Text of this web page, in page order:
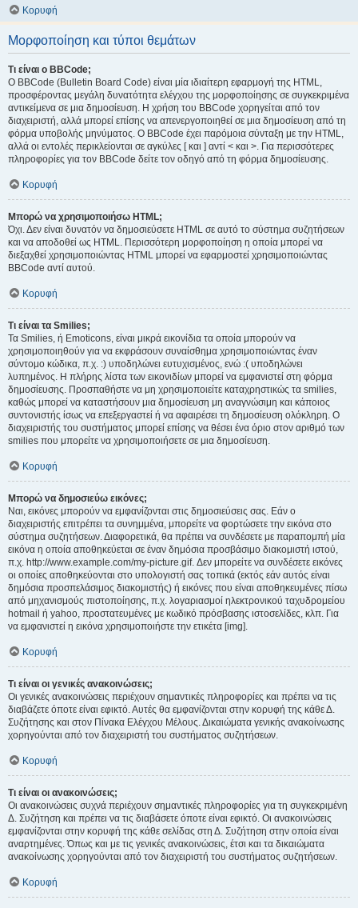
Κορυφή
Μορφοποίηση και τύποι θεμάτων
Τι είναι ο BBCode;
Ο BBCode (Bulletin Board Code) είναι μία ιδιαίτερη εφαρμογή της HTML,
προσφέροντας μεγάλη δυνατότητα ελέγχου της μορφοποίησης σε συγκεκριμένα
αντικείμενα σε μια δημοσίευση. Η χρήση του BBCode χορηγείται από τον
διαχειριστή, αλλά μπορεί επίσης να απενεργοποιηθεί σε μια δημοσίευση από τη
φόρμα υποβολής μηνύματος. Ο BBCode έχει παρόμοια σύνταξη με την HTML,
αλλά οι εντολές περικλείονται σε αγκύλες [ και ] αντί < και >. Για περισσότερες
πληροφορίες για τον BBCode δείτε τον οδηγό από τη φόρμα δημοσίευσης.
Κορυφή
Μπορώ να χρησιμοποιήσω HTML;
Όχι. Δεν είναι δυνατόν να δημοσιεύσετε HTML σε αυτό το σύστημα συζητήσεων
και να αποδοθεί ως HTML. Περισσότερη μορφοποίηση η οποία μπορεί να
διεξαχθεί χρησιμοποιώντας HTML μπορεί να εφαρμοστεί χρησιμοποιώντας
BBCode αντί αυτού.
Κορυφή
Τι είναι τα Smilies;
Τα Smilies, ή Emoticons, είναι μικρά εικονίδια τα οποία μπορούν να
χρησιμοποιηθούν για να εκφράσουν συναίσθημα χρησιμοποιώντας έναν
σύντομο κώδικα, π.χ. :) υποδηλώνει ευτυχισμένος, ενώ :( υποδηλώνει
λυπημένος. Η πλήρης λίστα των εικονιδίων μπορεί να εμφανιστεί στη φόρμα
δημοσίευσης. Προσπαθήστε να μη χρησιμοποιείτε καταχρηστικώς τα smilies,
καθώς μπορεί να καταστήσουν μια δημοσίευση μη αναγνώσιμη και κάποιος
συντονιστής ίσως να επεξεργαστεί ή να αφαιρέσει τη δημοσίευση ολόκληρη. Ο
διαχειριστής του συστήματος μπορεί επίσης να θέσει ένα όριο στον αριθμό των
smilies που μπορείτε να χρησιμοποιήσετε σε μια δημοσίευση.
Κορυφή
Μπορώ να δημοσιεύω εικόνες;
Ναι, εικόνες μπορούν να εμφανίζονται στις δημοσιεύσεις σας. Εάν ο
διαχειριστής επιτρέπει τα συνημμένα, μπορείτε να φορτώσετε την εικόνα στο
σύστημα συζητήσεων. Διαφορετικά, θα πρέπει να συνδέσετε με παραπομπή μία
εικόνα η οποία αποθηκεύεται σε έναν δημόσια προσβάσιμο διακομιστή ιστού,
π.χ. http://www.example.com/my-picture.gif. Δεν μπορείτε να συνδέσετε εικόνες
οι οποίες αποθηκεύονται στο υπολογιστή σας τοπικά (εκτός εάν αυτός είναι
δημόσια προσπελάσιμος διακομιστής) ή εικόνες που είναι αποθηκευμένες πίσω
από μηχανισμούς πιστοποίησης, π.χ. λογαριασμοί ηλεκτρονικού ταχυδρομείου
hotmail ή yahoo, προστατευμένες με κωδικό πρόσβασης ιστοσελίδες, κλπ. Για
να εμφανιστεί η εικόνα χρησιμοποιήστε την ετικέτα [img].
Κορυφή
Τι είναι οι γενικές ανακοινώσεις;
Οι γενικές ανακοινώσεις περιέχουν σημαντικές πληροφορίες και πρέπει να τις
διαβάζετε όποτε είναι εφικτό. Αυτές θα εμφανίζονται στην κορυφή της κάθε Δ.
Συζήτησης και στον Πίνακα Ελέγχου Μέλους. Δικαιώματα γενικής ανακοίνωσης
χορηγούνται από τον διαχειριστή του συστήματος συζητήσεων.
Κορυφή
Τι είναι οι ανακοινώσεις;
Οι ανακοινώσεις συχνά περιέχουν σημαντικές πληροφορίες για τη συγκεκριμένη
Δ. Συζήτηση και πρέπει να τις διαβάσετε όποτε είναι εφικτό. Οι ανακοινώσεις
εμφανίζονται στην κορυφή της κάθε σελίδας στη Δ. Συζήτηση στην οποία είναι
αναρτημένες. Όπως και με τις γενικές ανακοινώσεις, έτσι και τα δικαιώματα
ανακοίνωσης χορηγούνται από τον διαχειριστή του συστήματος συζητήσεων.
Κορυφή